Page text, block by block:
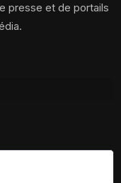
presse et de portails